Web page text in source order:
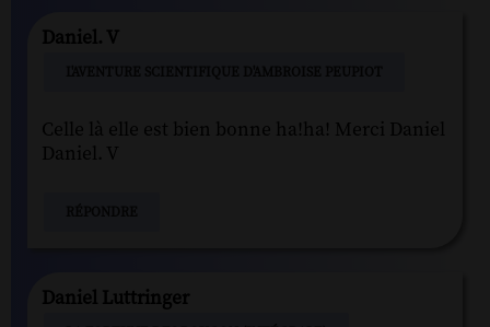
Daniel. V
Celle là elle est bien bonne ha!ha! Merci Daniel
Daniel. V
Daniel Luttringer